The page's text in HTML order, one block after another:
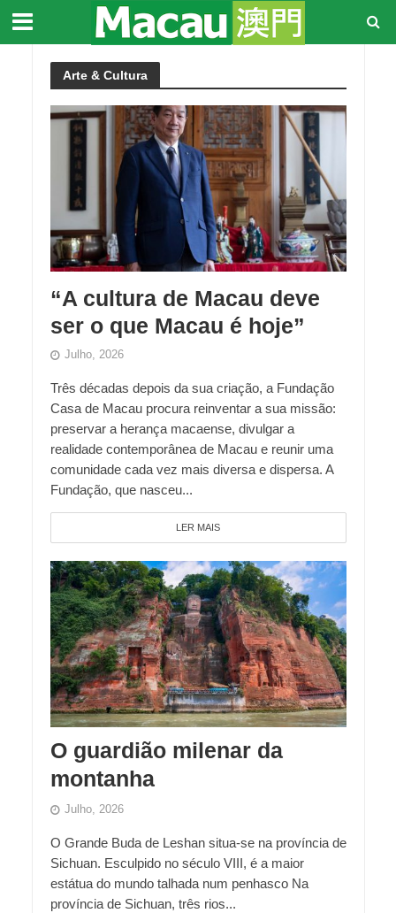
Arte & Cultura
“A cultura de Macau deve
ser o que Macau é hoje”
Julho, 2026
Três décadas depois da sua criação, a Fundação
Casa de Macau procura reinventar a sua missão:
preservar a herança macaense, divulgar a
realidade contemporânea de Macau e reunir uma
comunidade cada vez mais diversa e dispersa. A
Fundação, que nasceu...
LER MAIS
O guardião milenar da
montanha
Julho, 2026
O Grande Buda de Leshan situa-se na província de
Sichuan. Esculpido no século VIII, é a maior
estátua do mundo talhada num penhasco Na
província de Sichuan, três rios...